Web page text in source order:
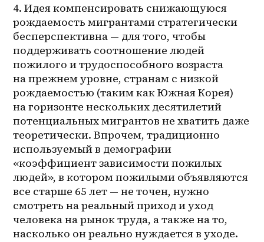
4. Идея компенсировать снижающуюся
рождаемость мигрантами стратегически
бесперспективна — для того, чтобы
поддерживать соотношение людей
пожилого и трудоспособного возраста
на прежнем уровне, странам с низкой
рождаемостью (таким как Южная Корея)
на горизонте нескольких десятилетий
потенциальных мигрантов не хватить даже
теоретически. Впрочем, традиционно
используемый в демографии
«коэффициент зависимости пожилых
людей», в котором пожилыми объявляются
все старше 65 лет — не точен, нужно
смотреть на реальный приход и уход
человека на рынок труда, а также на то,
насколько он реально нуждается в уходе.